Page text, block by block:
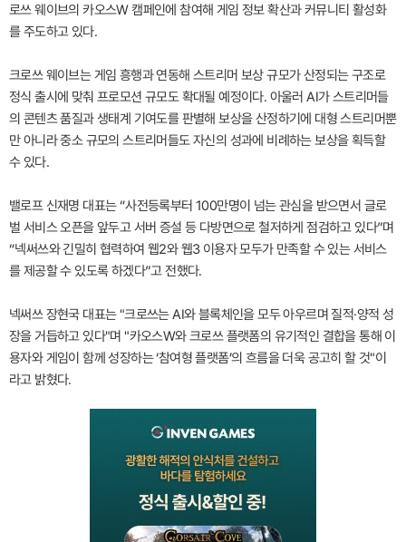
로쓰 웨이브의 카오스W 캠페인에 참여해 게임 정보 확산과 커뮤니티 활성화
를 주도하고 있다.
크로쓰 웨이브는 게임 흥행과 연동해 스트리머 보상 규모가 산정되는 구조로
정식 출시에 맞춰 프로모션 규모도 확대될 예정이다. 아울러 AI가 스트리머들
의 콘텐츠 품질과 생태계 기여도를 판별해 보상을 산정하기에 대형 스트리머뿐
만 아니라 중소 규모의 스트리머들도 자신의 성과에 비례하는 보상을 획득할
수 있다.
밸로프 신재명 대표는 “사전등록부터 100만명이 넘는 관심을 받으면서 글로
벌 서비스 오픈을 앞두고 서버 증설 등 다방면으로 철저하게 점검하고 있다”며
“넥써쓰와 긴밀히 협력하여 웹2와 웹3 이용자 모두가 만족할 수 있는 서비스
를 제공할 수 있도록 하겠다”고 전했다.
넥써쓰 장현국 대표는 "크로쓰는 AI와 블록체인을 모두 아우르며 질적·양적 성
장을 거듭하고 있다"며 "카오스W와 크로쓰 플랫폼의 유기적인 결합을 통해 이
용자와 게임이 함께 성장하는 ‘참여형 플랫폼’의 흐름을 더욱 공고히 할 것"이
라고 밝혔다.